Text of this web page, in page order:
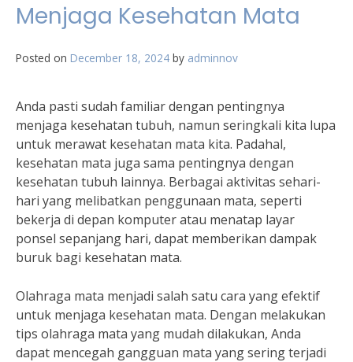
Menjaga Kesehatan Mata
Posted on December 18, 2024 by adminnov
Anda pasti sudah familiar dengan pentingnya
menjaga kesehatan tubuh, namun seringkali kita lupa
untuk merawat kesehatan mata kita. Padahal,
kesehatan mata juga sama pentingnya dengan
kesehatan tubuh lainnya. Berbagai aktivitas sehari-
hari yang melibatkan penggunaan mata, seperti
bekerja di depan komputer atau menatap layar
ponsel sepanjang hari, dapat memberikan dampak
buruk bagi kesehatan mata.
Olahraga mata menjadi salah satu cara yang efektif
untuk menjaga kesehatan mata. Dengan melakukan
tips olahraga mata yang mudah dilakukan, Anda
dapat mencegah gangguan mata yang sering terjadi